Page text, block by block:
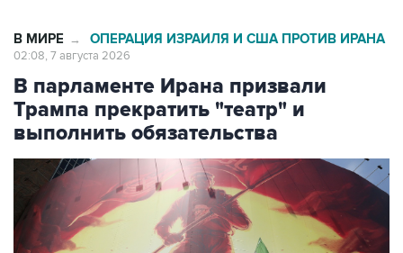
В МИРЕ → ОПЕРАЦИЯ ИЗРАИЛЯ И США ПРОТИВ ИРАНА
02:08, 7 августа 2026
В парламенте Ирана призвали
Трампа прекратить "театр" и
выполнить обязательства